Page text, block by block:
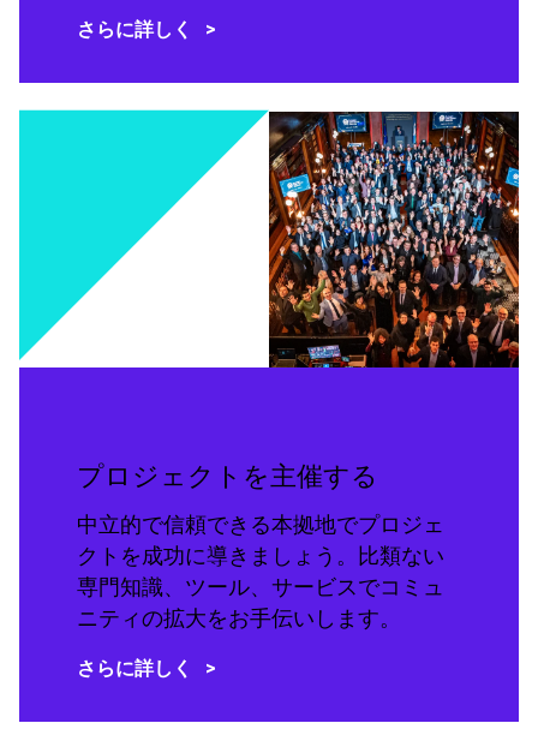
さらに詳しく
プロジェクトを主催する
中立的で信頼できる本拠地でプロジェ
クトを成功に導きましょう。比類ない
専門知識、ツール、サービスでコミュ
ニティの拡大をお手伝いします。
さらに詳しく